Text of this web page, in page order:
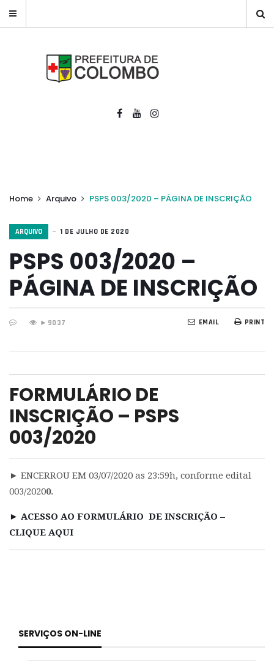
Home Arquivo PSPS 003/2020 – PÁGINA DE INSCRIÇÃO
ARQUIVO 1 DE JULHO DE 2020
PSPS 003/2020 –
PÁGINA DE INSCRIÇÃO
► 9037 PRINT
EMAIL
FORMULÁRIO DE
INSCRIÇÃO – PSPS
003/2020
► ENCERROU EM 03/07/2020 as 23:59h, conforme edital
003/20200.
► ACESSO AO FORMULÁRIO DE INSCRIÇÃO –
CLIQUE AQUI
SERVIÇOS ON-LINE